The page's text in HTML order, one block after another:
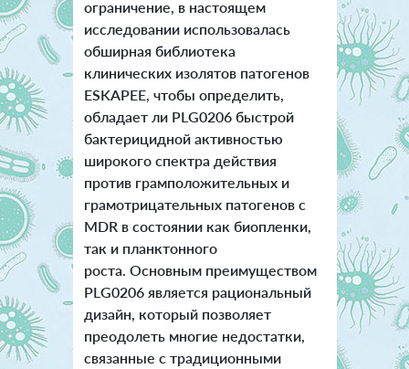
ограничение, в настоящем
исследовании использовалась
обширная библиотека
клинических изолятов патогенов
ESKAPEE, чтобы определить,
обладает ли PLG0206 быстрой
бактерицидной активностью
широкого спектра действия
против грамположительных и
грамотрицательных патогенов с
MDR в состоянии как биопленки,
так и планктонного
роста. Основным преимуществом
PLG0206 является рациональный
дизайн, который позволяет
преодолеть многие недостатки,
связанные с традиционными